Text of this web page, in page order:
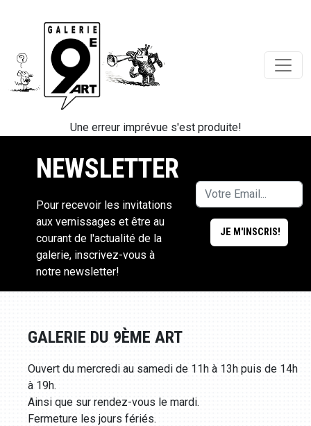
Une erreur imprévue s'est produite!
NEWSLETTER
Pour recevoir les invitations
aux vernissages et être au
courant de l'actualité de la
galerie, inscrivez-vous à
notre newsletter!
GALERIE DU 9ÈME ART
Ouvert du mercredi au samedi de 11h à 13h puis de 14h
à 19h.
Ainsi que sur rendez-vous le mardi.
Fermeture les jours fériés.